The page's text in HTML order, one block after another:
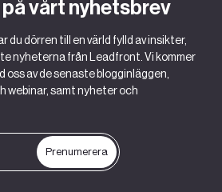
vårt nyhetsbrev
du dörren till en värld fylld av insikter,
nyheterna från Leadfront. Vi kommer
oss av de senaste blogginläggen,
webinar, samt nyheter och